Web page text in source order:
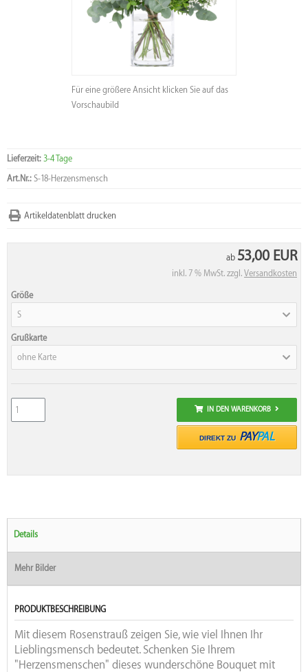
Für eine größere Ansicht klicken Sie auf das
Vorschaubild
ab 53,00 EUR
inkl. 7 % MwSt. zzgl. Versandkosten
Größe
S
Grußkarte
ohne Karte
IN DEN WARENKORB
DIREKT ZU PAYPAL
Lieferzeit: 3-4 Tage
Art.Nr.: S-18-Herzensmensch
Artikeldatenblatt drucken
Details
Mehr Bilder
PRODUKTBESCHREIBUNG
Mit diesem Rosenstrauß zeigen Sie, wie viel Ihnen Ihr
Lieblingsmensch bedeutet. Schenken Sie Ihrem
"Herzensmenschen" dieses wunderschöne Bouquet mit